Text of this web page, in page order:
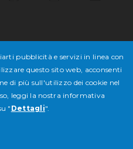
- CAP. SOC. € 10.846.500
V.
pubblicità e servizi in linea con
questo sito web, acconsenti
di più sull'utilizzo dei cookie nel
leggi la nostra informativa
" Dettagli".